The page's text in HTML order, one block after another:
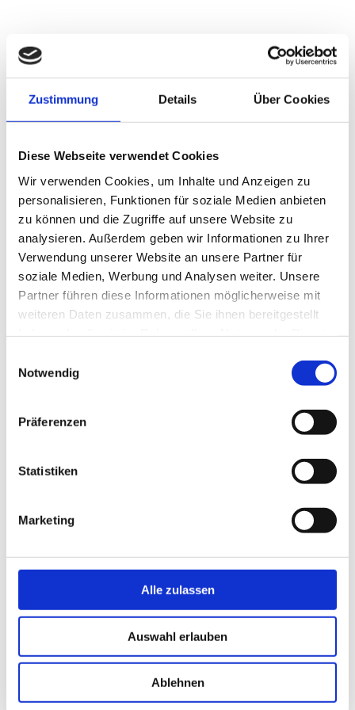
Zustimmung Details Über Cookies
Diese Webseite verwendet Cookies
Wir verwenden Cookies, um Inhalte und Anzeigen zu
personalisieren, Funktionen für soziale Medien anbieten
zu können und die Zugriffe auf unsere Website zu
analysieren. Außerdem geben wir Informationen zu Ihrer
Verwendung unserer Website an unsere Partner für
soziale Medien, Werbung und Analysen weiter. Unsere
Partner führen diese Informationen möglicherweise mit
weiteren Daten zusammen, die Sie ihnen bereitgestellt
Notwendig
Präferenzen
Statistiken
Marketing
Alle zulassen
Auswahl erlauben
Ablehnen
Verkaufscoaching
Kundenansprache und bessere Erfolge im
Verkauf?
Mit meinen praxisorientierten Verkaufs- und
Prozesscoachings, die auf 40 Jahren Erfahrung
im Verkauf aufbauen, helfe ich Ihnen Ihre
Zielgruppe auf den Punkt anzusprechen und
Impressum
Datenschutz